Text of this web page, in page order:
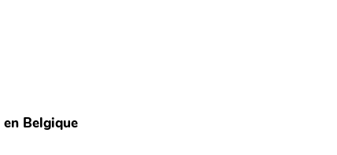
en Belgique